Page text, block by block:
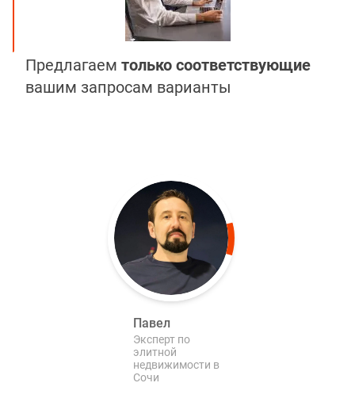
Предлагаем только соответствующие
вашим запросам варианты
Павел
Эксперт по
элитной
недвижимости в
Сочи